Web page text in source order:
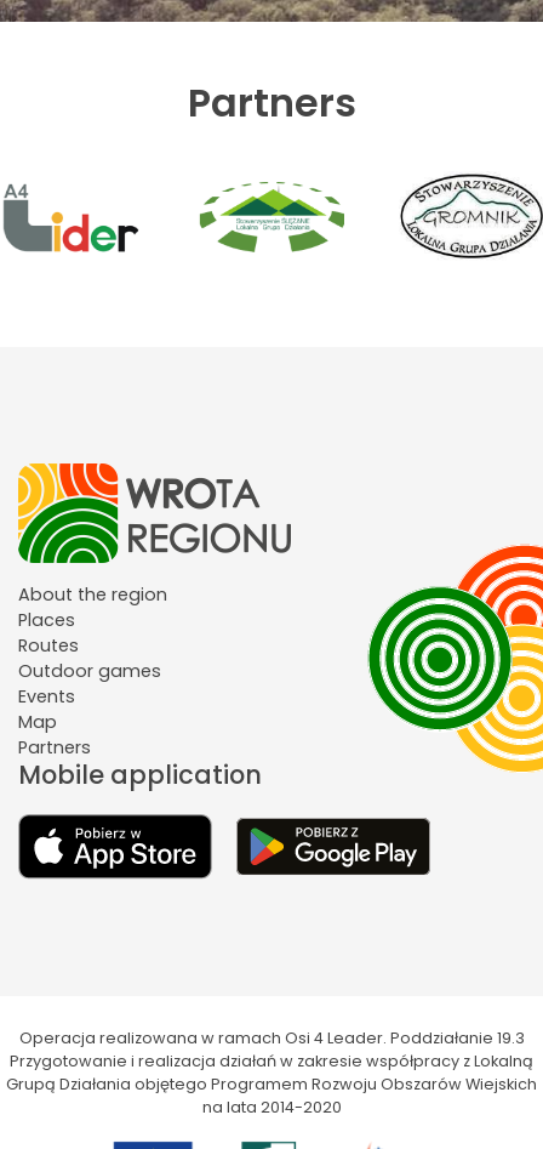
Partners
About the region
Places
Routes
Outdoor games
Events
Map
Partners
Mobile application
Operacja realizowana w ramach Osi 4 Leader. Poddziałanie 19.3
Przygotowanie i realizacja działań w zakresie współpracy z Lokalną
Grupą Działania objętego Programem Rozwoju Obszarów Wiejskich
na lata 2014-2020